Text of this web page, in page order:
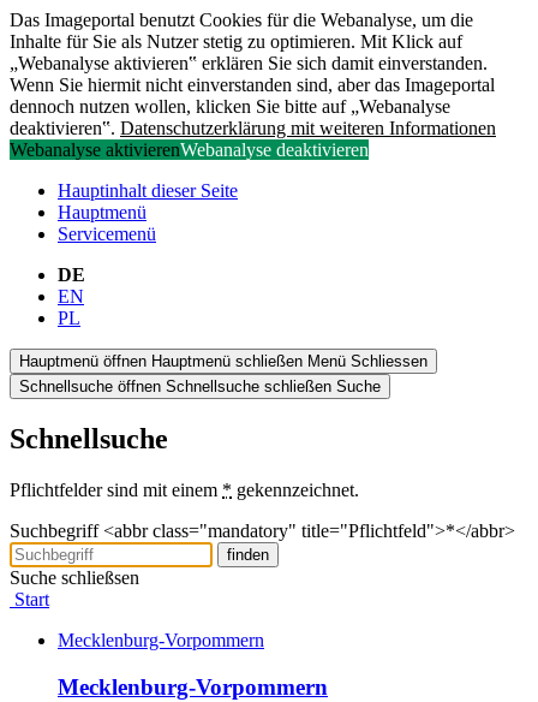
Das Imageportal benutzt Cookies für die Webanalyse, um die
Inhalte für Sie als Nutzer stetig zu optimieren. Mit Klick auf
„Webanalyse aktivieren‟ erklären Sie sich damit einverstanden.
Wenn Sie hiermit nicht einverstanden sind, aber das Imageportal
dennoch nutzen wollen, klicken Sie bitte auf „Webanalyse
deaktivieren‟. Datenschutzerklärung mit weiteren Informationen
Webanalyse aktivierenWebanalyse deaktivieren
Hauptinhalt dieser Seite
Hauptmenü
Servicemenü
DE
EN
PL
Hauptmenü öffnen Hauptmenü schließen Menü Schliessen
Schnellsuche öffnen Schnellsuche schließen Suche
Schnellsuche
Pflichtfelder sind mit einem * gekennzeichnet.
Suchbegriff <abbr class="mandatory" title="Pflichtfeld">*</abbr>
finden
Suche schließsen
Start
Mecklenburg-Vorpommern
Mecklenburg-Vorpommern